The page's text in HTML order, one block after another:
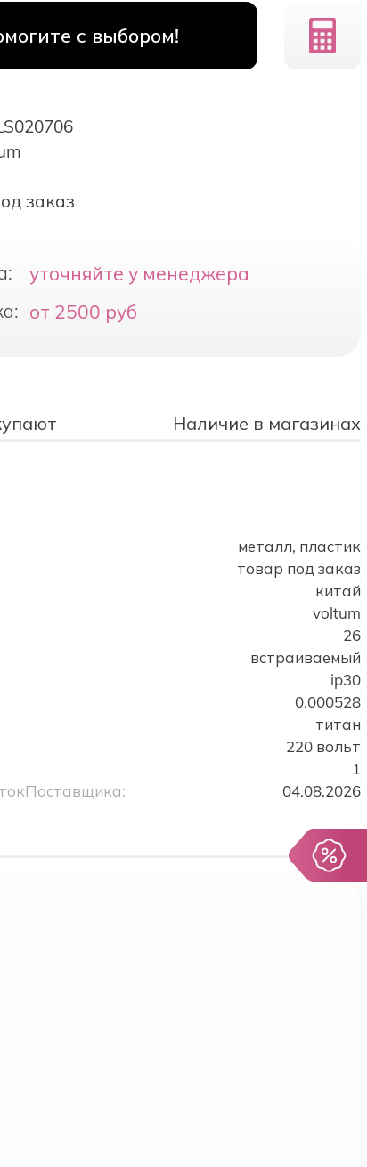
с выбором!
заказ
уточняйте у менеджера
от 2500 руб
Наличие в магазинах
металл, пластик
товар под заказ
китай
voltum
26
встраиваемый
ip30
0.000528
титан
220 вольт
1
04.08.2026